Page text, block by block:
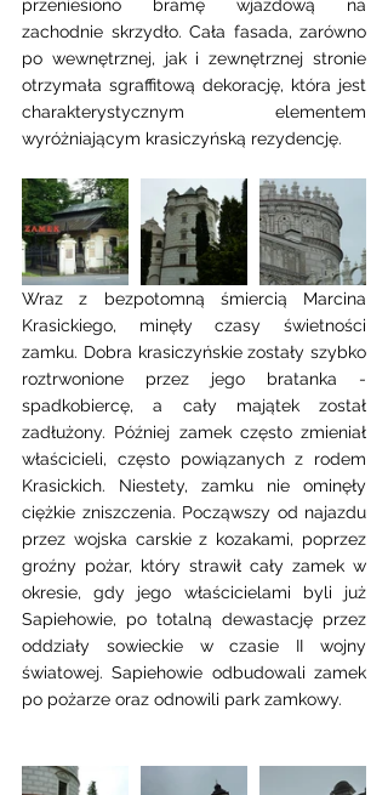
przeniesiono bramę wjazdową na
zachodnie skrzydło. Cała fasada, zarówno
po wewnętrznej, jak i zewnętrznej stronie
otrzymała sgraffitową dekorację, która jest
charakterystycznym elementem
wyróżniającym krasiczyńską rezydencję.
Wraz z bezpotomną śmiercią Marcina
Krasickiego, minęły czasy świetności
zamku. Dobra krasiczyńskie zostały szybko
roztrwonione przez jego bratanka -
spadkobiercę, a cały majątek został
zadłużony. Później zamek często zmieniał
właścicieli, często powiązanych z rodem
Krasickich. Niestety, zamku nie ominęły
ciężkie zniszczenia. Począwszy od najazdu
przez wojska carskie z kozakami, poprzez
groźny pożar, który strawił cały zamek w
okresie, gdy jego właścicielami byli już
Sapiehowie, po totalną dewastację przez
oddziały sowieckie w czasie II wojny
światowej. Sapiehowie odbudowali zamek
po pożarze oraz odnowili park zamkowy.